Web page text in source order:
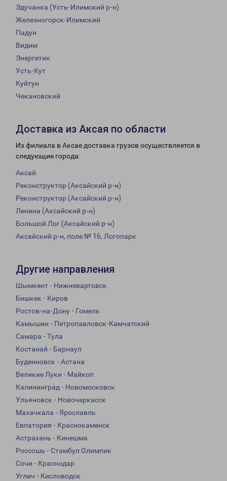
Эдучанка (Усть-Илимский р-н)
Железногорск-Илимский
Падун
Видим
Энергетик
Усть-Кут
Куйтун
Чекановский
Доставка из Аксая по области
Из филиала в Аксае доставка грузов осуществляется в
следующие города:
Аксай
Реконструктор (Аксайский р-н)
Реконструктор (Аксайский р-н)
Ленина (Аксайский р-н)
Большой Лог (Аксайский р-н)
Аксайский р-н, поле № 16, Логопарк
Другие направления
Шымкент - Нижневартовск
Бишкек - Киров
Ростов-на-Дону - Гомель
Камышин - Петропавловск-Камчатский
Самара - Тула
Костанай - Барнаул
Буденновск - Астана
Великие Луки - Майкоп
Калининград - Новомосковск
Ульяновск - Новочеркасск
Махачкала - Ярославль
Евпатория - Краснокаменск
Астрахань - Кинешма
Россошь - Стамбул Олимпик
Сочи - Краснодар
Углич - Кисловодск